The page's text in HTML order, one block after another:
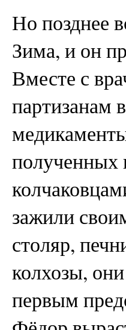
Но позднее
Зима, и он
Вместе с
партизанам
полученных
зажили
столяр,
колхозы,
первым